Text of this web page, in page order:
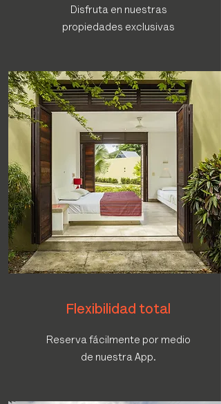
Disfruta en nuestras
propiedades exclusivas
Flexibilidad total
Reserva fácilmente por medio
de nuestra App.